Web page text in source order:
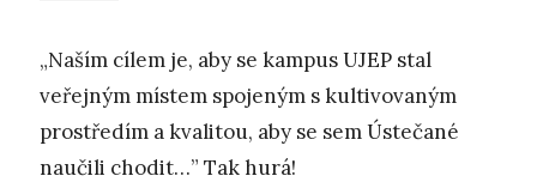
„Naším cílem je, aby se kampus UJEP stal
veřejným místem spojeným s kultivovaným
prostředím a kvalitou, aby se sem Ústečané
naučili chodit…” Tak hurá!